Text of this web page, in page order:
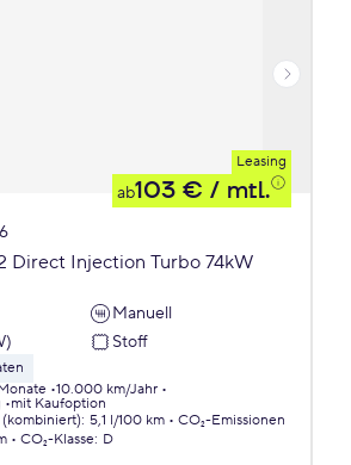
Leasing
ab103 € / mtl.
Direct Injection Turbo 74kW
Manuell
Stoff
10.000 km/Jahr
mit Kaufoption
: 5,1 l/100 km
CO₂-Emissionen
CO₂-Klasse: D